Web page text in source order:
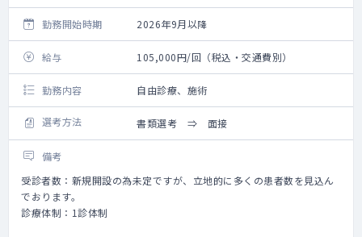
勤務開始時期 2026年9月以降
給与 105,000円/回（税込・交通費別）
勤務内容 自由診療、施術
選考方法 書類選考 ⇒ 面接
備考
受診者数：新規開設の為未定ですが、立地的に多くの患者数を見込ん
でおります。
診療体制：1診体制